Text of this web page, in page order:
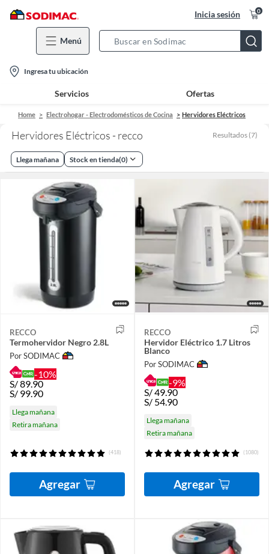
Inicia sesión 0
Menú
Bar
location-
icon
Ingresa tu ubicación
Servicios Ofertas
Home Electrohogar - Electrodomésticos de Cocina Hervidores Eléctricos
Hervidores Eléctricos - recco Resultados (7)
Llega mañana Stock en tienda(0)
RECCO
Termohervidor Negro 2.8L
Por SODIMAC
-10%
S/89.90
S/ 99.90
Llega mañana
Retira mañana
(418)
Agregar
RECCO
Hervidor Eléctrico 1.7 Litros
Blanco
Por SODIMAC
-9%
S/49.90
S/ 54.90
Llega mañana
Retira mañana
(1080)
Agregar